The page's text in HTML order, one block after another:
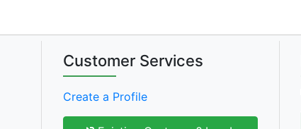
Customer Services
Create a Profile